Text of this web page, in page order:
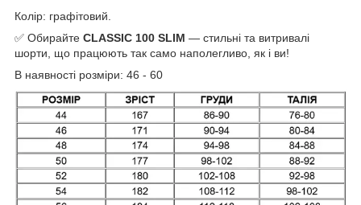
Колір: графітовий.
✅ Обирайте CLASSIC 100 SLIM — стильні та витривалі
шорти, що працюють так само наполегливо, як і ви!
В наявності розміри: 46 - 60